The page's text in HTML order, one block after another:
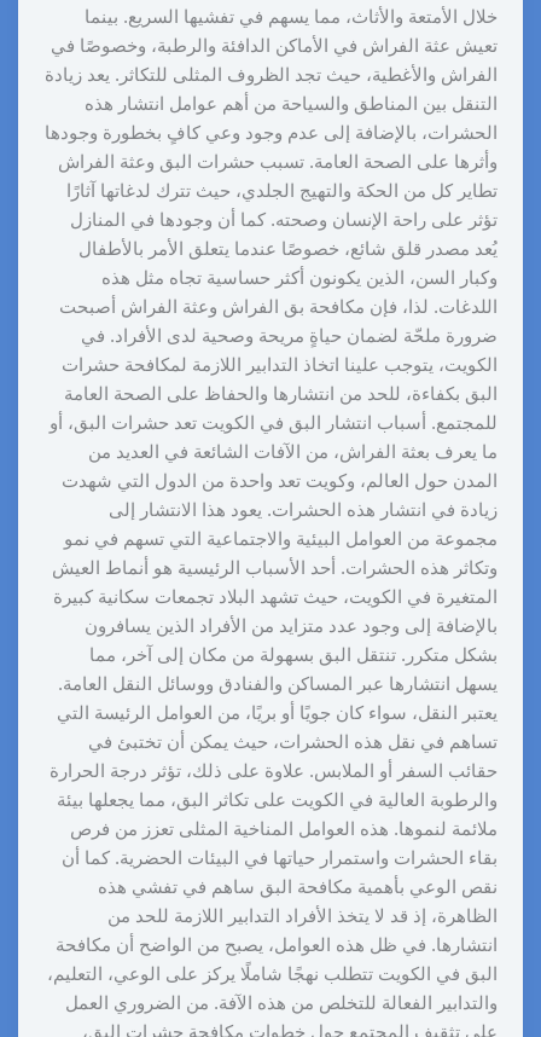
خلال الأمتعة والأثاث، مما يسهم في تفشيها السريع. بينما
تعيش عثة الفراش في الأماكن الدافئة والرطبة، وخصوصًا في
الفراش والأغطية، حيث تجد الظروف المثلى للتكاثر. يعد زيادة
التنقل بين المناطق والسياحة من أهم عوامل انتشار هذه
الحشرات، بالإضافة إلى عدم وجود وعي كافٍ بخطورة وجودها
وأثرها على الصحة العامة. تسبب حشرات البق وعثة الفراش
تطاير كل من الحكة والتهيج الجلدي، حيث تترك لدغاتها آثارًا
تؤثر على راحة الإنسان وصحته. كما أن وجودها في المنازل
يُعد مصدر قلق شائع، خصوصًا عندما يتعلق الأمر بالأطفال
وكبار السن، الذين يكونون أكثر حساسية تجاه مثل هذه
اللدغات. لذا، فإن مكافحة بق الفراش وعثة الفراش أصبحت
ضرورة ملحّة لضمان حياةٍ مريحة وصحية لدى الأفراد. في
الكويت، يتوجب علينا اتخاذ التدابير اللازمة لمكافحة حشرات
البق بكفاءة، للحد من انتشارها والحفاظ على الصحة العامة
للمجتمع. أسباب انتشار البق في الكويت تعد حشرات البق، أو
ما يعرف بعثة الفراش، من الآفات الشائعة في العديد من
المدن حول العالم، وكويت تعد واحدة من الدول التي شهدت
زيادة في انتشار هذه الحشرات. يعود هذا الانتشار إلى
مجموعة من العوامل البيئية والاجتماعية التي تسهم في نمو
وتكاثر هذه الحشرات. أحد الأسباب الرئيسية هو أنماط العيش
المتغيرة في الكويت، حيث تشهد البلاد تجمعات سكانية كبيرة
بالإضافة إلى وجود عدد متزايد من الأفراد الذين يسافرون
بشكل متكرر. تنتقل البق بسهولة من مكان إلى آخر، مما
يسهل انتشارها عبر المساكن والفنادق ووسائل النقل العامة.
يعتبر النقل، سواء كان جويًا أو بريًا، من العوامل الرئيسة التي
تساهم في نقل هذه الحشرات، حيث يمكن أن تختبئ في
حقائب السفر أو الملابس. علاوة على ذلك، تؤثر درجة الحرارة
والرطوبة العالية في الكويت على تكاثر البق، مما يجعلها بيئة
ملائمة لنموها. هذه العوامل المناخية المثلى تعزز من فرص
بقاء الحشرات واستمرار حياتها في البيئات الحضرية. كما أن
نقص الوعي بأهمية مكافحة البق ساهم في تفشي هذه
الظاهرة، إذ قد لا يتخذ الأفراد التدابير اللازمة للحد من
انتشارها. في ظل هذه العوامل، يصبح من الواضح أن مكافحة
البق في الكويت تتطلب نهجًا شاملًا يركز على الوعي، التعليم،
والتدابير الفعالة للتخلص من هذه الآفة. من الضروري العمل
على تثقيف المجتمع حول خطوات مكافحة حشرات البق،